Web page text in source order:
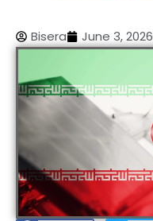
Bisera June 3, 2026